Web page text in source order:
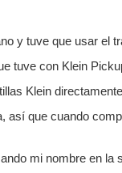
y tuve que usar el
tuve con Klein
Klein
así que cuando
mi nombre en